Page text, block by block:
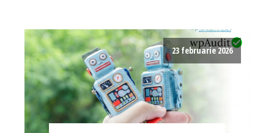
23 februarie 2026